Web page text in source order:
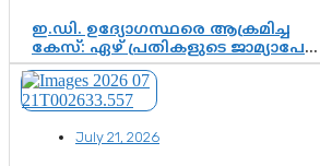
ഇ.ഡി. ഉദ്യോഗസ്ഥരെ ആക്രമിച്ച
കേസ്: ഏഴ് പ്രതികളുടെ
വീണ്ടും തള്ളി; അന്വേഷണം
കോടതി അനുമതി
July 21, 2026